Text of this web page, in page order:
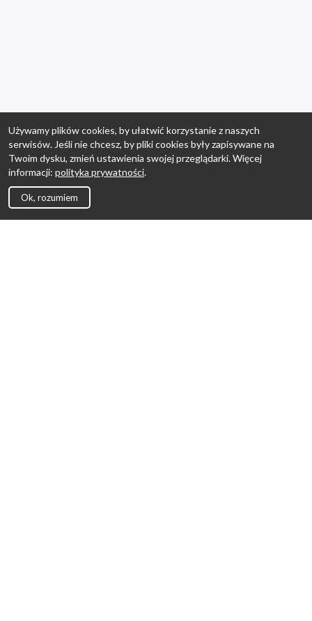
Używamy plików cookies, by ułatwić korzystanie z naszych
serwisów. Jeśli nie chcesz, by pliki cookies były zapisywane na
Twoim dysku, zmień ustawienia swojej przeglądarki. Więcej
informacji: polityka prywatności.
Ok, rozumiem